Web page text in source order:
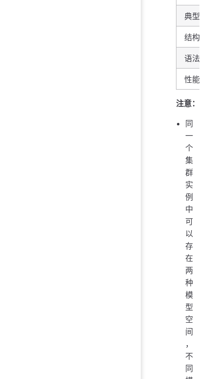
典型操作
结构特点
语法特点
性能对比
注意：
同
一
个
集
群
实
例
中
可
以
存
在
两
种
模
型
空
间
，
不
同